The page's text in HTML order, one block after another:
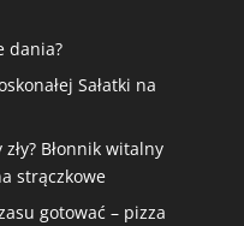
dania?
Sałatki na
Błonnik witalny
strączkowe
gotować – pizza